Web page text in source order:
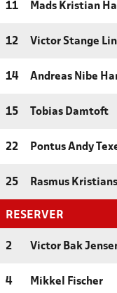
11 Mads Kristian
12 Victor Stange
14 Andreas Nibe
15 Tobias Damtoft
22 Pontus Andy
25 Rasmus
RESERVER
2 Victor Bak
4 Mikkel Fischer